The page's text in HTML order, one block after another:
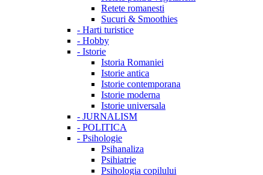
Retete romanesti
Sucuri & Smoothies
- Harti turistice
- Hobby
- Istorie
Istoria Romaniei
Istorie antica
Istorie contemporana
Istorie moderna
Istorie universala
- JURNALISM
- POLITICA
- Psihologie
Psihanaliza
Psihiatrie
Psihologia copilului